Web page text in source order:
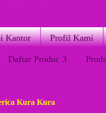
Kantor Profil Kami
Daftar Produc 3
Kura Kura